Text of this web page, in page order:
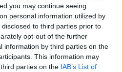
you may continue seeing
personal information utilized by
to third parties prior to
opt-out of the further
information by third parties on the
This information may
parties on the IAB’s List of
Abádszalók
biztosan találsz
a táncra, a
élményekre
tó partján!